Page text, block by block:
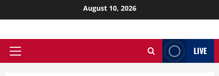
August 10, 2026
LIVE